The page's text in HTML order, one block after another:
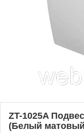
ZT-1025A
(Белый